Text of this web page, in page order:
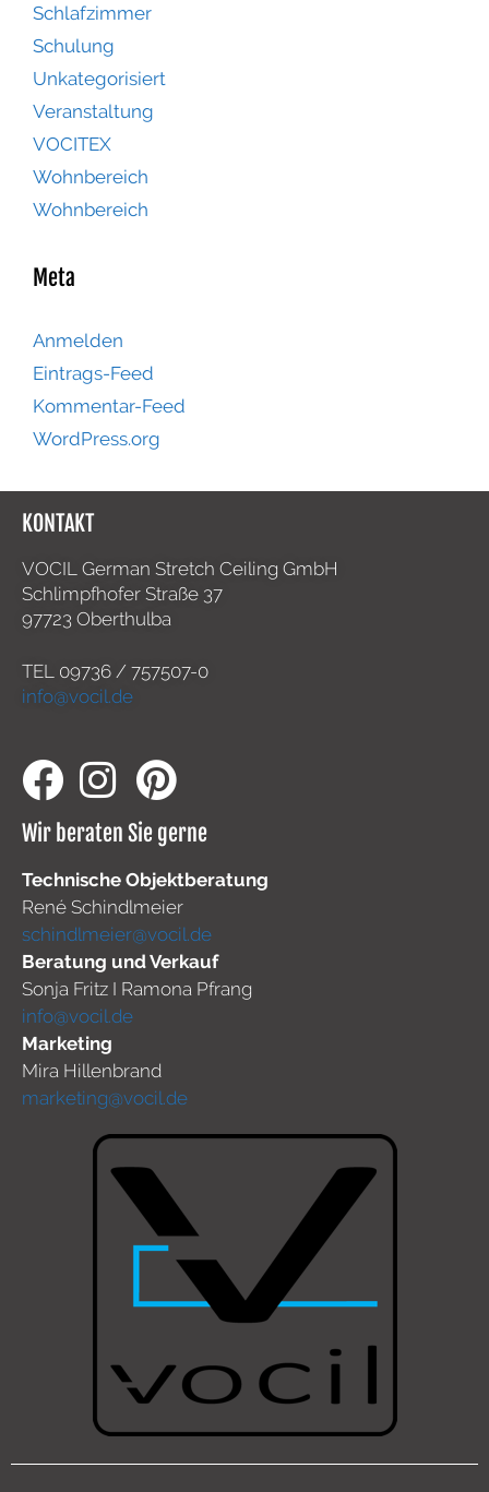
Schlafzimmer
Schulung
Unkategorisiert
Veranstaltung
VOCITEX
Wohnbereich
Wohnbereich
Meta
Anmelden
Eintrags-Feed
Kommentar-Feed
WordPress.org
KONTAKT
VOCIL German Stretch Ceiling GmbH
Schlimpfhofer Straße 37
97723 Oberthulba
TEL 09736 / 757507-0
info@vocil.de
Wir beraten Sie gerne
Technische Objektberatung
René Schindlmeier
schindlmeier@vocil.de
Beratung und Verkauf
Sonja Fritz I Ramona Pfrang
info@vocil.de
Marketing
Mira Hillenbrand
marketing@vocil.de